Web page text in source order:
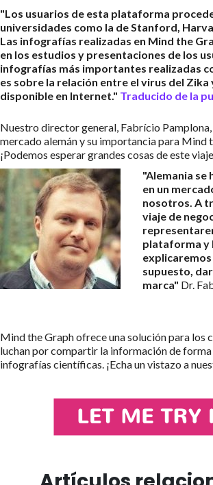
"Los usuarios de esta plataforma
universidades como la de Stanford,
Las infografías realizadas en Mind the
en los estudios y presentaciones de los
infografías más importantes realizadas
es sobre la relación entre el virus del Zika
disponible en Internet." Traducido de la
Nuestro director general, Fabrício
mercado alemán y su importancia para Mind
¡Podemos esperar grandes cosas de este
"Alemania se
en un
nosotros. A
viaje de
plataforma y
supuesto,
marca" Dr.
Mind the Graph ofrece una solución para los
luchan por compartir la información de forma
infografías científicas. ¡Echa un vistazo a